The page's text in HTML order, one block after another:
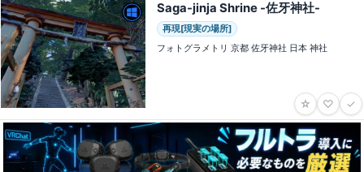
Saga-jinja Shrine -佐牙神社-
再現[現実の場所]
フォトグラメトリ 京都 佐牙神社 日本 神社
☆ ♡ ✓